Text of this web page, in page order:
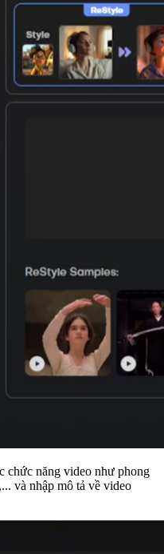
chức năng video như phong
và nhập mô tả về video